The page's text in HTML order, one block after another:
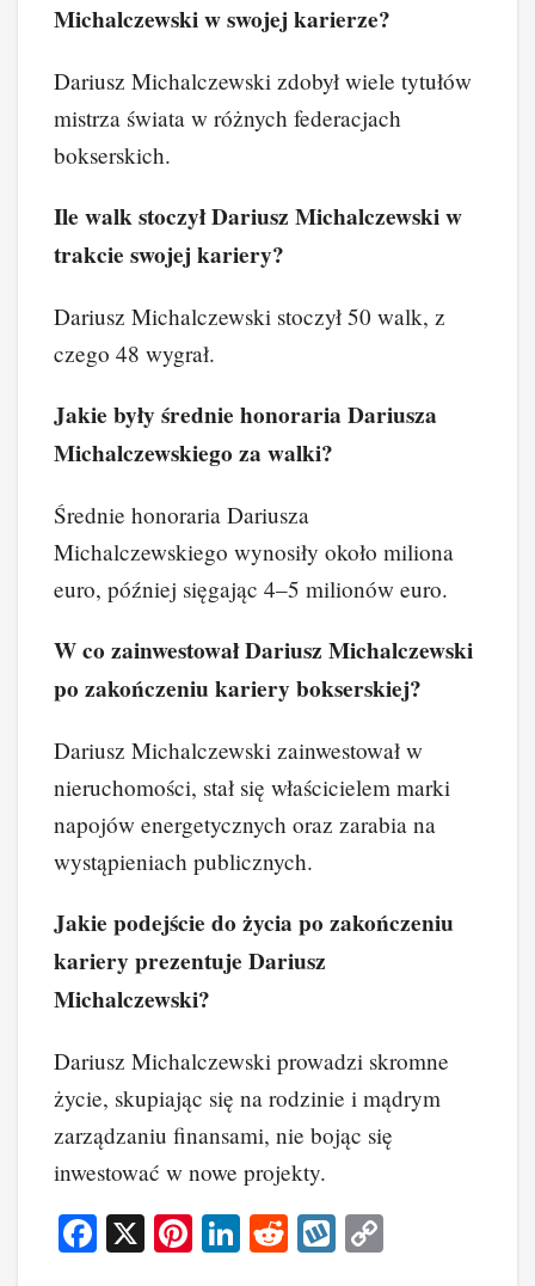
Michalczewski w swojej karierze?
Dariusz Michalczewski zdobył wiele tytułów
mistrza świata w różnych federacjach
bokserskich.
Ile walk stoczył Dariusz Michalczewski w
trakcie swojej kariery?
Dariusz Michalczewski stoczył 50 walk, z
czego 48 wygrał.
Jakie były średnie honoraria Dariusza
Michalczewskiego za walki?
Średnie honoraria Dariusza
Michalczewskiego wynosiły około miliona
euro, później sięgając 4–5 milionów euro.
W co zainwestował Dariusz Michalczewski
po zakończeniu kariery bokserskiej?
Dariusz Michalczewski zainwestował w
nieruchomości, stał się właścicielem marki
napojów energetycznych oraz zarabia na
wystąpieniach publicznych.
Jakie podejście do życia po zakończeniu
kariery prezentuje Dariusz
Michalczewski?
Dariusz Michalczewski prowadzi skromne
życie, skupiając się na rodzinie i mądrym
zarządzaniu finansami, nie bojąc się
inwestować w nowe projekty.
F
X
Pi
Li
R
W